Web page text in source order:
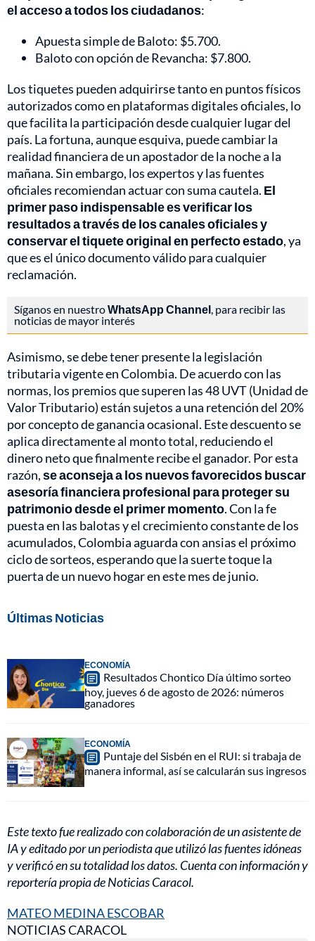
el acceso a todos los ciudadanos:
Apuesta simple de Baloto: $5.700.
Baloto con opción de Revancha: $7.800.
Los tiquetes pueden adquirirse tanto en puntos físicos
autorizados como en plataformas digitales oficiales, lo
que facilita la participación desde cualquier lugar del
país. La fortuna, aunque esquiva, puede cambiar la
realidad financiera de un apostador de la noche a la
mañana. Sin embargo, los expertos y las fuentes
oficiales recomiendan actuar con suma cautela. El
primer paso indispensable es verificar los
resultados a través de los canales oficiales y
conservar el tiquete original en perfecto estado, ya
que es el único documento válido para cualquier
reclamación.
Síganos en nuestroWhatsApp Channel, para recibir las
noticias de mayor interés
Asimismo, se debe tener presente la legislación
tributaria vigente en Colombia. De acuerdo con las
normas, los premios que superen las 48 UVT (Unidad de
Valor Tributario) están sujetos a una retención del 20%
por concepto de ganancia ocasional. Este descuento se
aplica directamente al monto total, reduciendo el
dinero neto que finalmente recibe el ganador. Por esta
razón,se aconseja a los nuevos favorecidos buscar
asesoría financiera profesional para proteger su
patrimonio desde el primer momento. Con la fe
puesta en las balotas y el crecimiento constante de los
acumulados, Colombia aguarda con ansias el próximo
ciclo de sorteos, esperando que la suerte toque la
puerta de un nuevo hogar en este mes de junio.
Últimas Noticias
ECONOMÍA
Resultados Chontico Día último sorteo
hoy, jueves 6 de agosto de 2026: números
ganadores
ECONOMÍA
Puntaje del Sisbén en el RUI: si trabaja de
manera informal, así se calcularán sus ingresos
Este texto fue realizado con colaboración de un asistente de
IA y editado por un periodista que utilizó las fuentes idóneas
y verificó en su totalidad los datos. Cuenta con información y
reportería propia de Noticias Caracol.
MATEO MEDINA ESCOBAR
NOTICIAS CARACOL